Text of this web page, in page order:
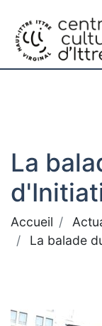
La
Accueil
La balade